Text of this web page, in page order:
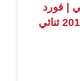
| فورد
إسكيب 2013 2014 2015 2016 2017 ثنائي